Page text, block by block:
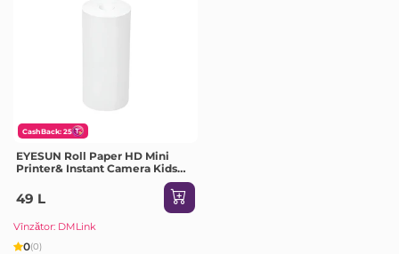
CashBack: 25
EYESUN Roll Paper HD Mini
Printer& Instant Camera Kids
49 L
Vînzător: DMLink
0(0)